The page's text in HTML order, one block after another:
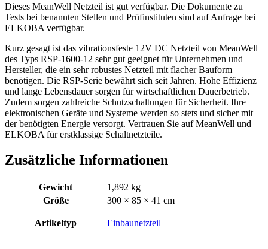
Dieses MeanWell Netzteil ist gut verfügbar. Die Dokumente zu
Tests bei benannten Stellen und Prüfinstituten sind auf Anfrage bei
ELKOBA verfügbar.
Kurz gesagt ist das vibrationsfeste 12V DC Netzteil von MeanWell
des Typs RSP-1600-12 sehr gut geeignet für Unternehmen und
Hersteller, die ein sehr robustes Netzteil mit flacher Bauform
benötigen. Die RSP-Serie bewährt sich seit Jahren. Hohe Effizienz
und lange Lebensdauer sorgen für wirtschaftlichen Dauerbetrieb.
Zudem sorgen zahlreiche Schutzschaltungen für Sicherheit. Ihre
elektronischen Geräte und Systeme werden so stets und sicher mit
der benötigten Energie versorgt. Vertrauen Sie auf MeanWell und
ELKOBA für erstklassige Schaltnetzteile.
Zusätzliche Informationen
Gewicht
1,892 kg
Größe
300 × 85 × 41 cm
Artikeltyp Einbaunetzteil